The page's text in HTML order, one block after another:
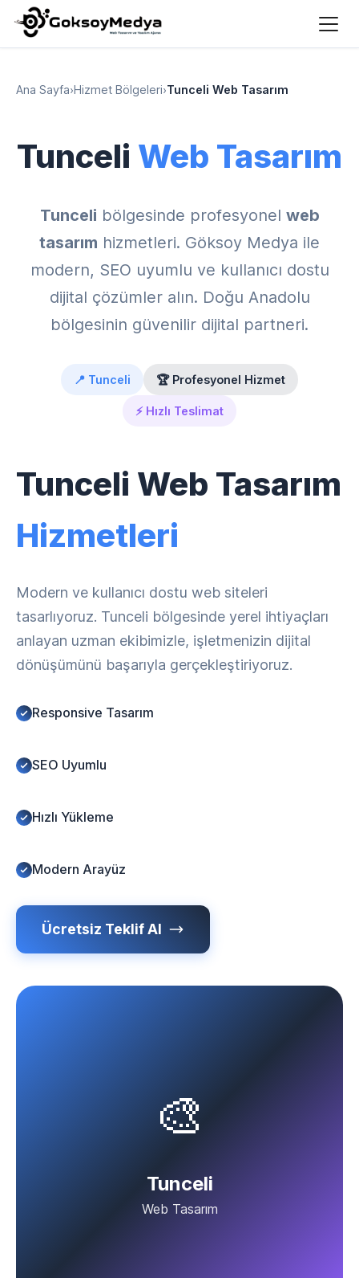
Ana Sayfa›Hizmet Bölgeleri›Tunceli Web Tasarım
Tunceli Web Tasarım
Tunceli bölgesinde profesyonel web
tasarım hizmetleri. Göksoy Medya ile
modern, SEO uyumlu ve kullanıcı dostu
dijital çözümler alın. Doğu Anadolu
bölgesinin güvenilir dijital partneri.
📍 Tunceli 🏆 Profesyonel Hizmet
⚡ Hızlı Teslimat
Tunceli Web Tasarım
Hizmetleri
Modern ve kullanıcı dostu web siteleri
tasarlıyoruz. Tunceli bölgesinde yerel ihtiyaçları
anlayan uzman ekibimizle, işletmenizin dijital
dönüşümünü başarıyla gerçekleştiriyoruz.
Responsive Tasarım
SEO Uyumlu
Hızlı Yükleme
Modern Arayüz
Ücretsiz Teklif Al
🎨
Tunceli
Web Tasarım